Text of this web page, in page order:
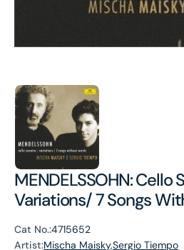
MENDELSSOHN: Cello
Variations/ 7 Songs
Cat No.:4715652
Artist:Mischa Maisky,Sergio Tiempo